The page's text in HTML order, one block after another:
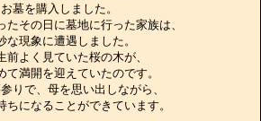
お墓を購入しました。
たその日に墓地に行った家族は、
な現象に遭遇しました。
前よく見ていた桜の木が、
て満開を迎えていたのです。
りで、母を思い出しながら、
ちになることができています。